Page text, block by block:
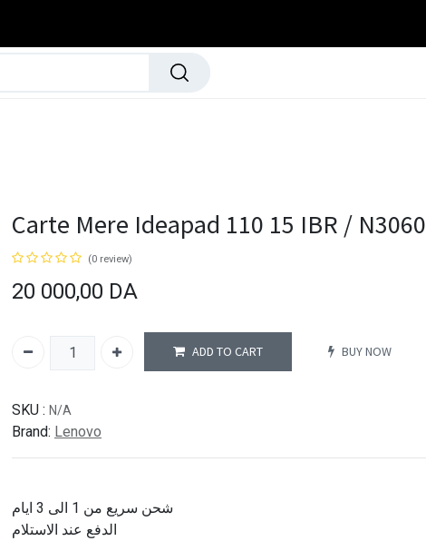
Carte Mere Ideapad 110 15 IBR / N3060
(0 review)
20 000,00 DA
ADD TO CART BUY NOW
SKU : N/A
Brand: Lenovo
شحن سريع من 1 الى 3 ايام
الدفع عند الاستلام